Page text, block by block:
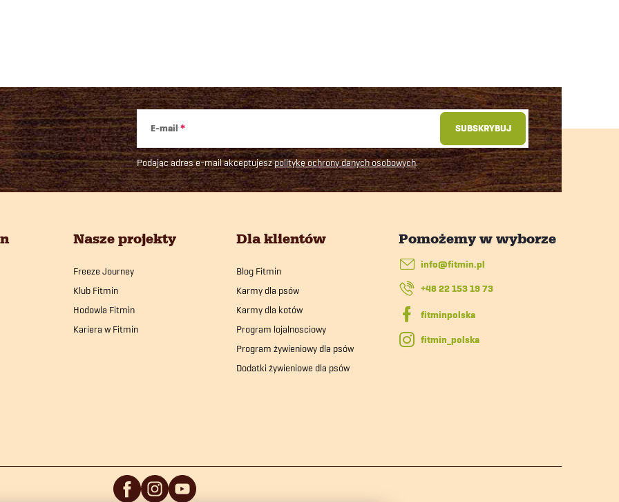
E-mail
Podając adres e-mail akceptujeszpolitykę ochrony danych osobowych.
SUBSKRYBUJ
Nasze projekty
Freeze Journey
Klub Fitmin
Hodowla Fitmin
Kariera w Fitmin
Dla klientów
Blog Fitmin
Karmy dla psów
Karmy dla kotów
Program lojalnosciowy
Program żywieniowy dla psów
Dodatki żywieniowe dla psów
info@fitmin.pl
+48 22 153 19 73
fitmin_polska